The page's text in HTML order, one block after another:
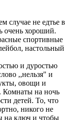
случае не едтье в
очень хороший.
спортивные
настольный
и дуростью
,,нельзя" и
овощи и
Комнаты на ночь
детей. То, что
никого не
на ключ и чтобы